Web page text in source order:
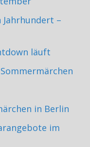
–
läuft
in Berlin
im